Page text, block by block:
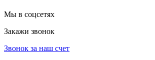
Мы в соцсетях
Закажи звонок
Звонок за наш счет